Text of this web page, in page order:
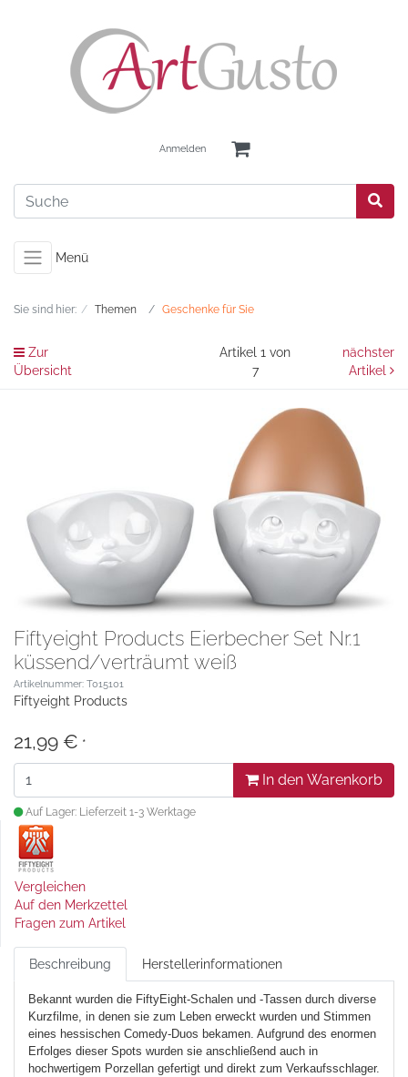
Anmelden
Menü
Sie sind hier: Themen Geschenke für Sie
Zur
Übersicht
Artikel 1 von
7
nächster
Artikel
Fiftyeight Products Eierbecher Set Nr.1
küssend/verträumt weiß
Artikelnummer: T015101
Fiftyeight Products
21,99 € *
In den Warenkorb
Auf Lager: Lieferzeit 1-3 Werktage
Vergleichen
Auf den Merkzettel
Fragen zum Artikel
Beschreibung Herstellerinformationen
Bekannt wurden die FiftyEight-Schalen und -Tassen durch diverse
Kurzfilme, in denen sie zum Leben erweckt wurden und Stimmen
eines hessischen Comedy-Duos bekamen. Aufgrund des enormen
Erfolges dieser Spots wurden sie anschließend auch in
hochwertigem Porzellan gefertigt und direkt zum Verkaufsschlager.